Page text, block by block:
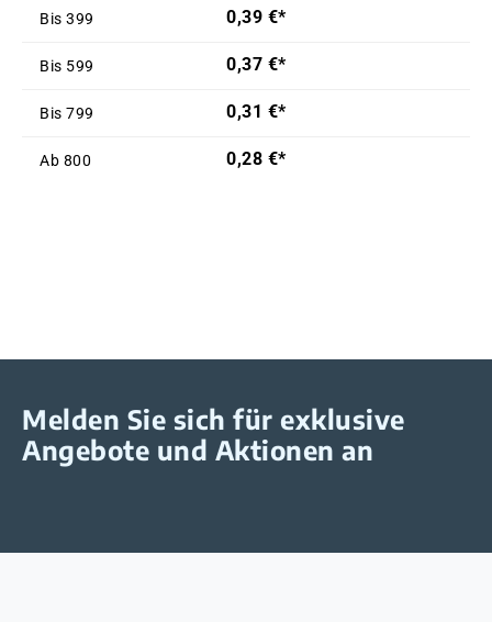
Bis 399 0,39 €*
Bis 599 0,37 €*
Bis 799 0,31 €*
Ab 800 0,28 €*
Melden Sie sich für exklusive
Angebote und Aktionen an